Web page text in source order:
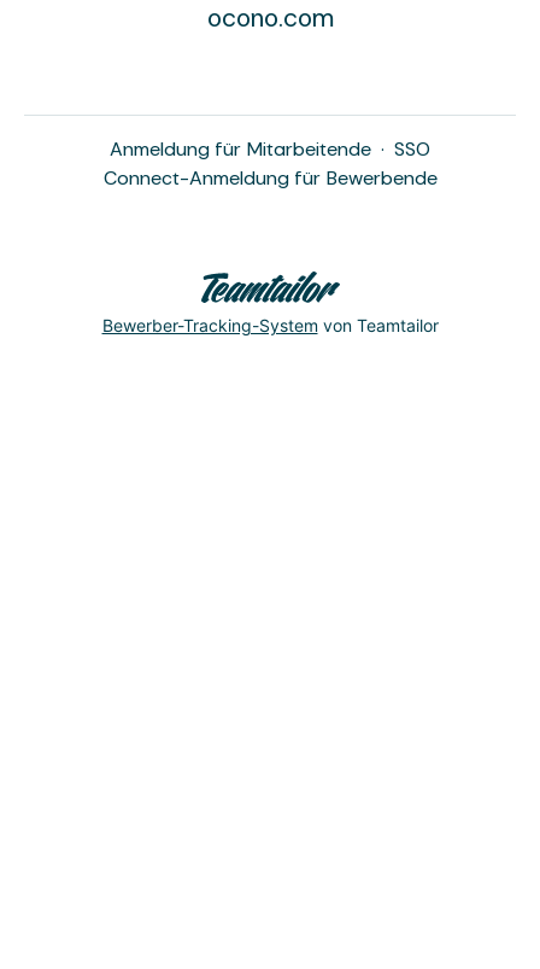
ocono.com
Anmeldung für Mitarbeitende · SSO
Connect-Anmeldung für Bewerbende
Bewerber-Tracking-System von Teamtailor